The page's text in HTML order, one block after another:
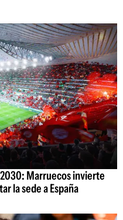
Marruecos invierte
la sede a España